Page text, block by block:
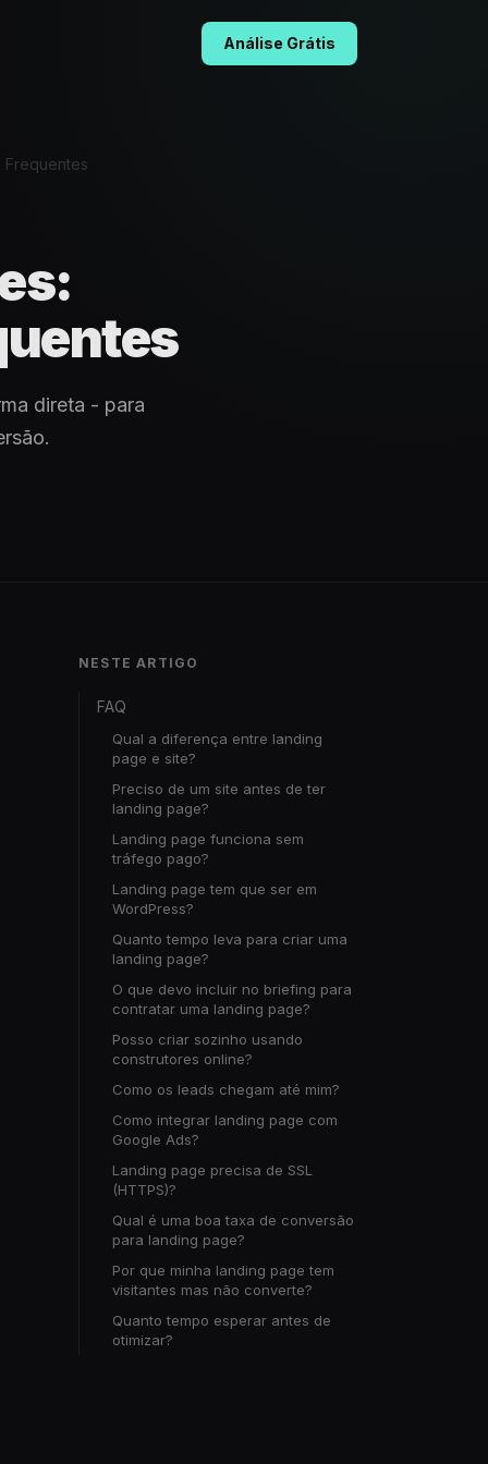
Análise Grátis
Frequentes
direta - para
NESTE ARTIGO
FAQ
Qual a diferença entre landing
page e site?
Preciso de um site antes de ter
landing page?
Landing page funciona sem
tráfego pago?
Landing page tem que ser em
WordPress?
Quanto tempo leva para criar uma
landing page?
O que devo incluir no briefing para
contratar uma landing page?
Posso criar sozinho usando
construtores online?
Como os leads chegam até mim?
Como integrar landing page com
Google Ads?
Landing page precisa de SSL
(HTTPS)?
Qual é uma boa taxa de conversão
para landing page?
Por que minha landing page tem
visitantes mas não converte?
Quanto tempo esperar antes de
otimizar?